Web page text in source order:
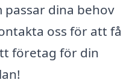
passar dina behov
oss för att få
företag för din